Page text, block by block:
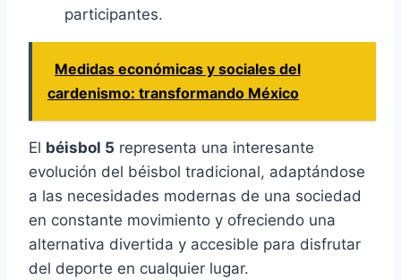
participantes.
Medidas económicas y sociales del
cardenismo: transformando México
El béisbol 5 representa una interesante
evolución del béisbol tradicional, adaptándose
a las necesidades modernas de una sociedad
en constante movimiento y ofreciendo una
alternativa divertida y accesible para disfrutar
del deporte en cualquier lugar.